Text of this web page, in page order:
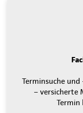
Terminsuche
– versicherte
Termin